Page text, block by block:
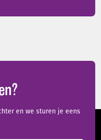
en we sturen je eens